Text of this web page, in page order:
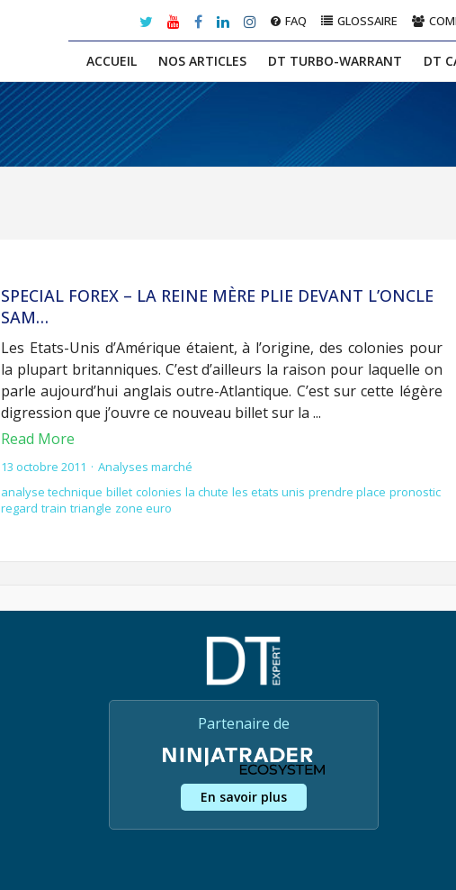
ACCUEIL NOS ARTICLES DT TURBO-WARRANT DT
FAQ GLOSSAIRE
SPECIAL FOREX – LA REINE MÈRE PLIE DEVANT L’ONCLE
SAM…
Les Etats-Unis d’Amérique étaient, à l’origine, des colonies pour
la plupart britanniques. C’est d’ailleurs la raison pour laquelle on
parle aujourd’hui anglais outre-Atlantique. C’est sur cette légère
digression que j’ouvre ce nouveau billet sur la ...
Read More
13 octobre 2011
Analyses marché
analyse technique billet colonies la chute les etats unis prendre place pronostic
regard train triangle zone euro
Partenaire de
En savoir plus